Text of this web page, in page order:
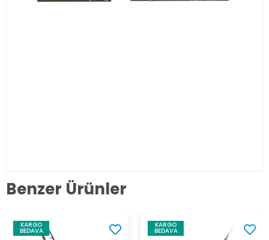
Benzer Ürünler
KARGO
BEDAVA
KARGO
BEDAVA